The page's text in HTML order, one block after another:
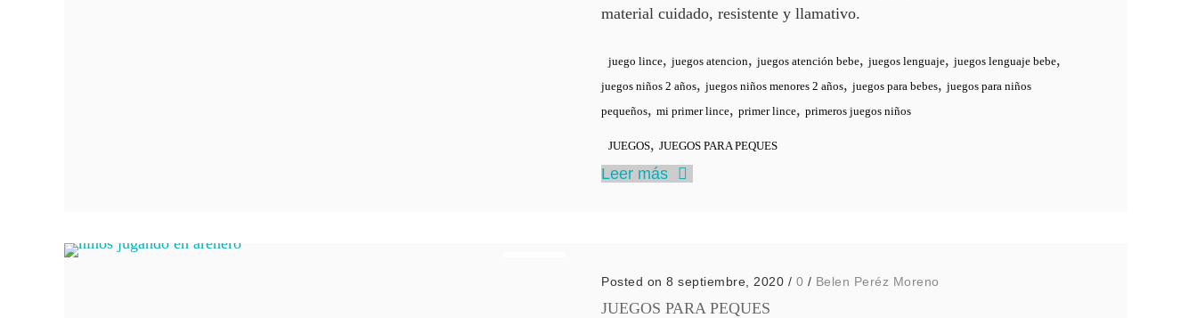
material cuidado, resistente y llamativo.
juego lince,juegos atencion,juegos atención bebe,juegos lenguaje,juegos lenguaje bebe,
juegos niños 2 años,juegos niños menores 2 años,juegos para bebes,juegos para niños
pequeños,mi primer lince,primer lince,primeros juegos niños
JUEGOS,JUEGOS PARA PEQUES
Leer más
Posted on 8 septiembre, 2020 / 0 / Belen Peréz Moreno
JUEGOS PARA PEQUES